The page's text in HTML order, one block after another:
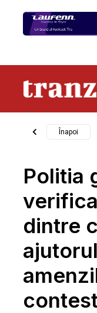
Înapoi
Politia
dintre